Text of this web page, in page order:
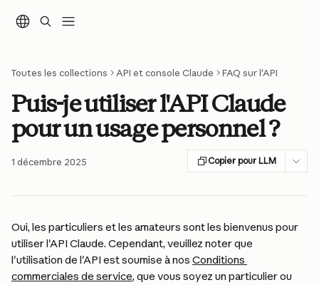
Toutes les collections API et console Claude FAQ sur l'API
Puis-je utiliser l'API Claude
pour un usage personnel ?
1 décembre 2025 Copier pour LLM
Oui, les particuliers et les amateurs sont les bienvenus pour
utiliser l'API Claude. Cependant, veuillez noter que
l'utilisation de l'API est soumise à nos Conditions
commerciales de service, que vous soyez un particulier ou